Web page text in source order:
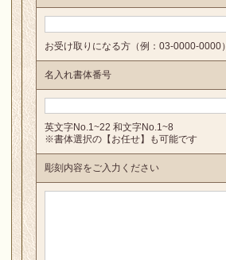
お受け取りになる方（例：03-0000-0000）
名入れ書体番号
英文字No.1~22 和文字No.1~8
※書体選択の【お任せ】も可能です
彫刻内容をご入力ください